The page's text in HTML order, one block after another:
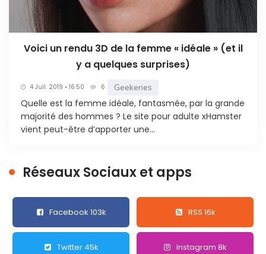
Voici un rendu 3D de la femme « idéale » (et il
y a quelques surprises)
4 Juil. 2019 • 16:50 6 Geekeries
Quelle est la femme idéale, fantasmée, par la grande
majorité des hommes ? Le site pour adulte xHamster
vient peut-être d’apporter une...
Réseaux Sociaux et apps
Facebook 103k RSS 16k
Twitter 45k Instagram 8k